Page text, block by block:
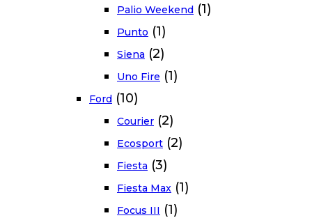
Palio Weekend (1)
Punto (1)
Siena (2)
Uno Fire (1)
Ford (10)
Courier (2)
Ecosport (2)
Fiesta (3)
Fiesta Max (1)
Focus III (1)